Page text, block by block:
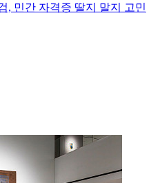
, 민간 자격증 딸지 말지 고민